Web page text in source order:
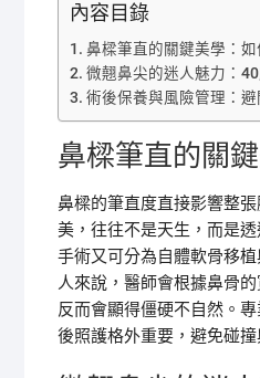
內容目錄
鼻樑筆直的關鍵美學：
微翹鼻尖的迷人魅力：
術後保養與風險管理：
鼻樑筆直的關
鼻樑的筆直度直接影響整
美，往往不是天生，而是
手術又可分為自體軟骨移
人來說，醫師會根據鼻骨
反而會顯得僵硬不自然。
後照護格外重要，避免碰